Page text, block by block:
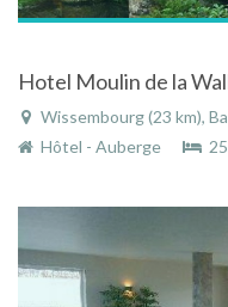
Wissembourg (23 km),
Hôtel - Auberge